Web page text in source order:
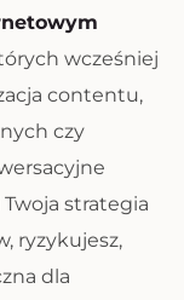
wcześniej
contentu,
czy
strategia
ryzykujesz,
dla